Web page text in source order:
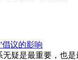
议的影响
疑是最重要，也